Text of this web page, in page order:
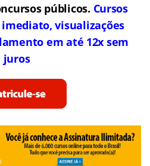
públicos. Cursos
visualizações
em até 12x sem
juros